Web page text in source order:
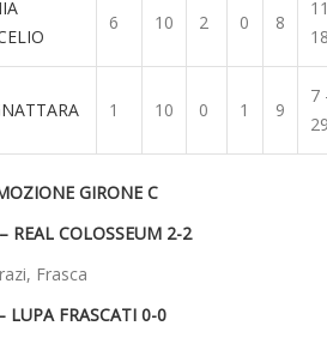
6 10 2 0 8
1 10 0 1 9
7
GIRONE C
REAL COLOSSEUM 2-2
Frasca
LUPA FRASCATI 0-0